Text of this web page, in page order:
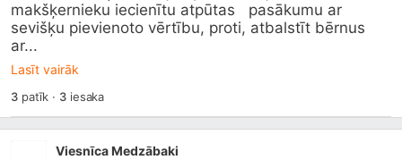
makšķernieku iecienītu atpūtas   pasākumu ar
sevišķu pievienoto vērtību, proti, atbalstīt bērnus
ar...
Lasīt vairāk
3patīk · 3iesaka
Viesnīca Medzābaki